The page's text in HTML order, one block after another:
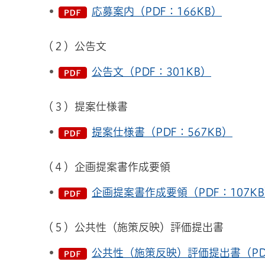
応募案内（PDF：166KB）
（２）公告文
公告文（PDF：301KB）
（３）提案仕様書
提案仕様書（PDF：567KB）
（４）企画提案書作成要領
企画提案書作成要領（PDF：107KB
（５）公共性（施策反映）評価提出書
公共性（施策反映）評価提出書（